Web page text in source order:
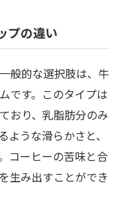
プの違い
般的な選択肢は、牛
です。このタイプは
おり、乳脂肪分のみ
うな滑らかさと、
コーヒーの苦味と合
生み出すことができ